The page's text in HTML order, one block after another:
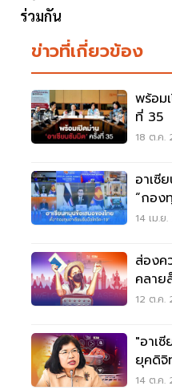
ร่วมกัน
ข่าวที่เกี่ยวข้อง
พร้อม
ที่ 35
18 ต.ค.
อาเซี
“กอง
14 เม.
ส่องค
คลาย
12 ต.ค.
"อาเ
ยุคดิจิทัล เตรียมชงผู้นำ
เดือน
14 ต.ค.